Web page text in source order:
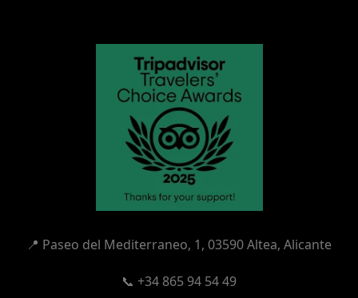
📍 Paseo del Mediterraneo, 1, 03590 Altea, Alicante
📞 +34 865 94 54 49